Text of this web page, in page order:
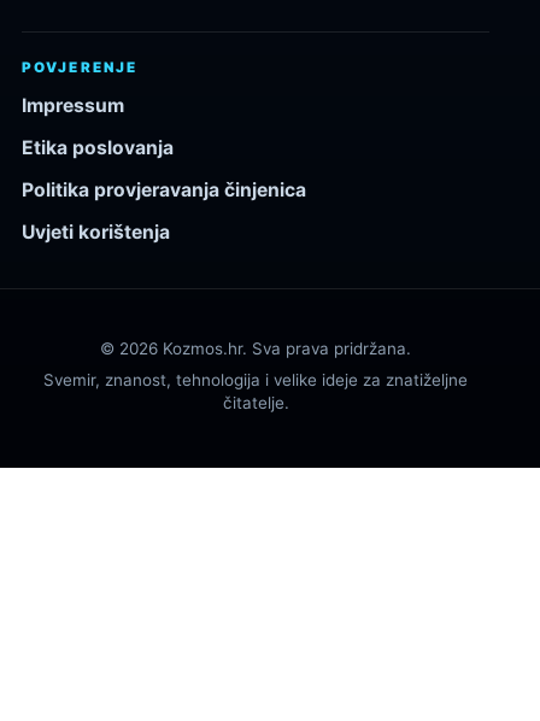
POVJERENJE
Impressum
Etika poslovanja
Politika provjeravanja činjenica
Uvjeti korištenja
© 2026 Kozmos.hr. Sva prava pridržana.
Svemir, znanost, tehnologija i velike ideje za znatiželjne
čitatelje.